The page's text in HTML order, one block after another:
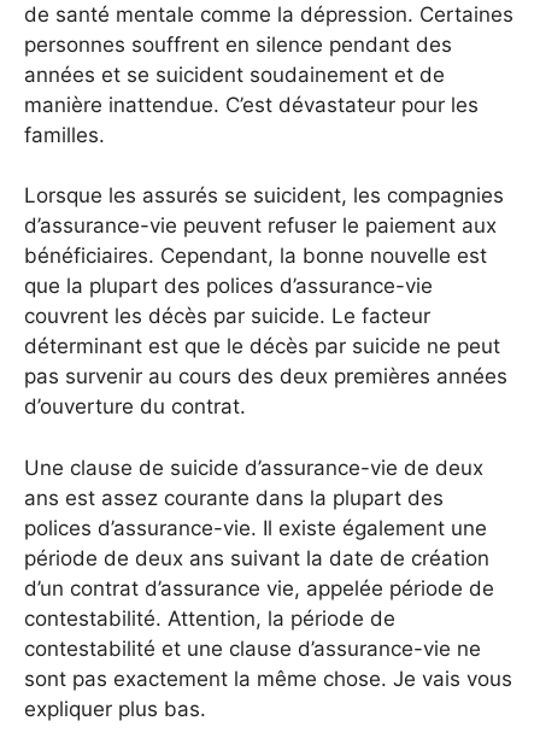
de santé mentale comme la dépression. Certaines
personnes souffrent en silence pendant des
années et se suicident soudainement et de
manière inattendue. C’est dévastateur pour les
familles.
Lorsque les assurés se suicident, les compagnies
d’assurance-vie peuvent refuser le paiement aux
bénéficiaires. Cependant, la bonne nouvelle est
que la plupart des polices d’assurance-vie
couvrent les décès par suicide. Le facteur
déterminant est que le décès par suicide ne peut
pas survenir au cours des deux premières années
d’ouverture du contrat.
Une clause de suicide d’assurance-vie de deux
ans est assez courante dans la plupart des
polices d’assurance-vie. Il existe également une
période de deux ans suivant la date de création
d’un contrat d’assurance vie, appelée période de
contestabilité. Attention, la période de
contestabilité et une clause d’assurance-vie ne
sont pas exactement la même chose. Je vais vous
expliquer plus bas.